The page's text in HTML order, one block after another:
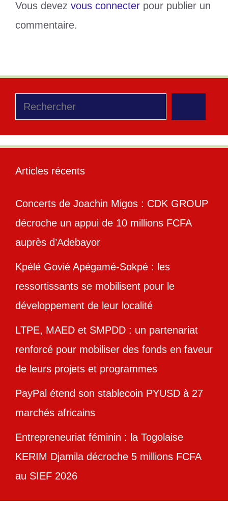
Vous devez vous connecter pour publier un
commentaire.
Rechercher
Articles récents
Concerts de Joachin Migos : CDK GROUP
décroche un appui de 10 millions FCFA
auprès d’Adebayor
Kpélé Govié Apégamé-Sokpé : les
ressortissants se mobilisent pour le
développement de leur localité
LTPE, MAED et SMPDD : un partenariat
renforcé pour mobiliser des fonds en faveur
de leurs projets et programmes
PayPal étend son stablecoin PYUSD à 27
marchés africains
Entrepreneuriat féminin : la Togolaise
KERIM Djamila décroche 5 millions FCFA
au SIEF 2026